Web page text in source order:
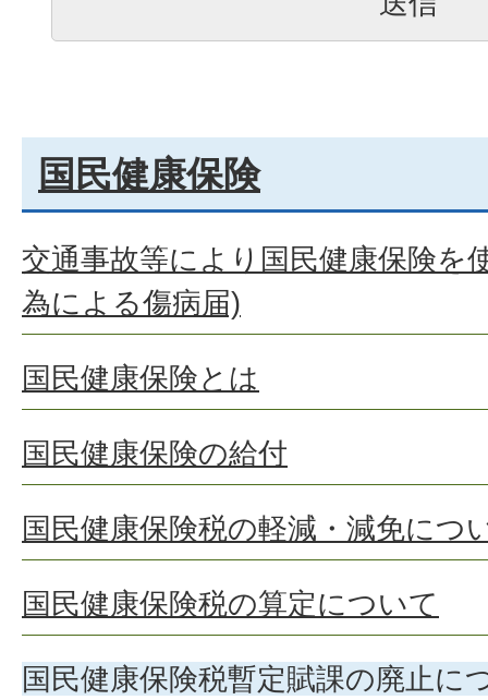
国民健康保険
交通事故等により国民健康保険を
為による傷病届)
国民健康保険とは
国民健康保険の給付
国民健康保険税の軽減・減免につ
国民健康保険税の算定について
国民健康保険税暫定賦課の廃止に